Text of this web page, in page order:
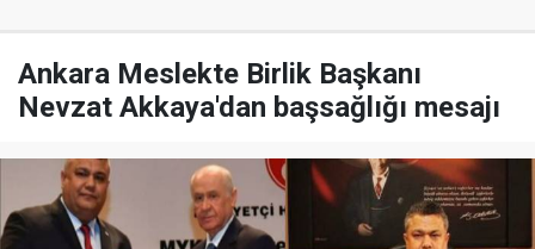
Ankara Meslekte Birlik Başkanı
Nevzat Akkaya'dan başsağlığı mesajı